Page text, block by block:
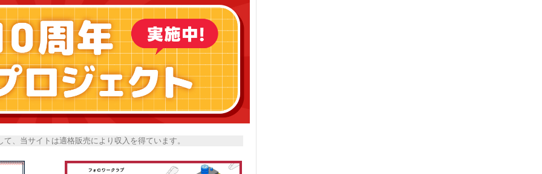
、当サイトは適格販売により収入を得ています。